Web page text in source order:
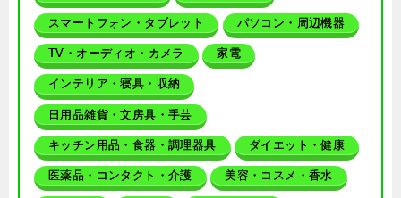
スマートフォン・タブレット パソコン・周辺機器
TV・オーディオ・カメラ 家電
インテリア・寝具・収納
日用品雑貨・文房具・手芸
キッチン用品・食器・調理器具 ダイエット・健康
医薬品・コンタクト・介護 美容・コスメ・香水